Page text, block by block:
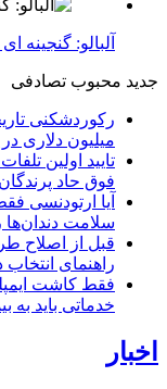
آلبالو:
جدید محبوب تصادفی
میلیون دلاری
تایید اولین
فوق حاد پرندگان H5N1 در استرالیا
آیا ارتودنسی
سلامت دندان‌ها
راهنمای انتخاب
فقط کاشت
خدماتی باید به
اخبار